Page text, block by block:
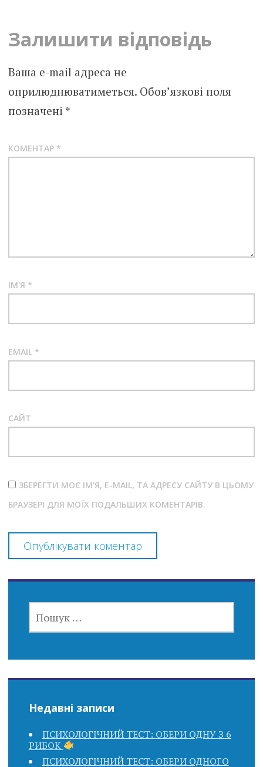
Залишити відповідь
Ваша e-mail адреса не
оприлюднюватиметься. Обов’язкові поля
позначені *
КОМЕНТАР *
ІМ'Я *
EMAIL *
САЙТ
ЗБЕРЕГТИ МОЄ ІМ'Я, E-MAIL, ТА АДРЕСУ САЙТУ В ЦЬОМУ
БРАУЗЕРІ ДЛЯ МОЇХ ПОДАЛЬШИХ КОМЕНТАРІВ.
Недавні записи
ПСИХОЛОГІЧНИЙ ТЕСТ: ОБЕРИ ОДНУ З 6
РИБОК
ПСИХОЛОГІЧНИЙ ТЕСТ: ОБЕРИ ОДНОГО